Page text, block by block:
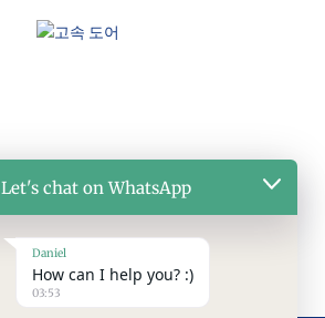
Let's chat on WhatsApp
Daniel
How can I help you? :)
03:53